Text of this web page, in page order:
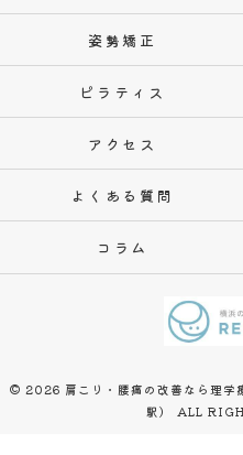
姿勢矯正
ピラティス
アクセス
よくある質問
コラム
© 2026 肩こり・腰痛の改善なら理学
駅） ALL